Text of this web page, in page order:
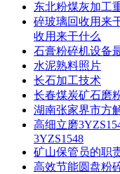
东北粉煤灰加工
碎玻璃回收用来
收用来干什么
石膏粉碎机设备
水泥熟料照片
长石加工技术
长春煤炭矿石磨
湖南张家界市方
高细立磨
3YZS1548
矿山保管员的职
高效节能圆盘粉